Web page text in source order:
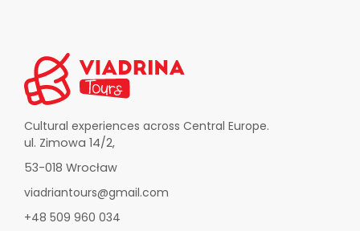
Cultural experiences across Central Europe.
ul. Zimowa 14/2,
53-018 Wrocław
viadriantours@gmail.com
+48 509 960 034